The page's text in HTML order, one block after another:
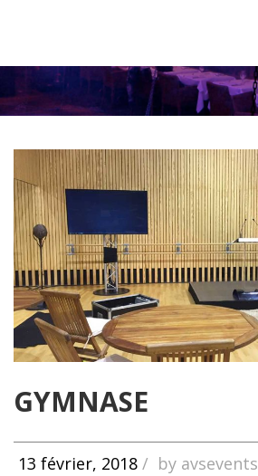
GYMNASE
13 février, 2018 / by avsevents